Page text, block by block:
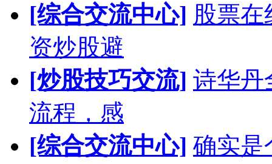
[综合交流中心] 股票
资炒股避
[炒股技巧交流] 诗华丹
流程，感
[综合交流中心] 确实是